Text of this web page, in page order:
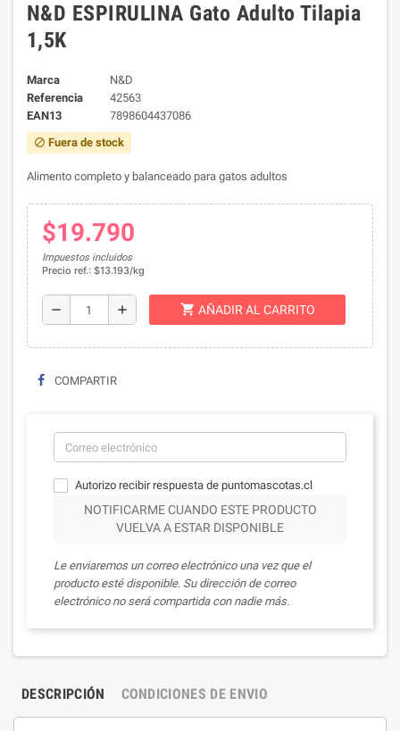
N&D ESPIRULINA Gato Adulto Tilapia
1,5K
Marca
N&D
Referencia
42563
EAN13
7898604437086
block Fuera de stock
Alimento completo y balanceado para gatos adultos
$19.790
Impuestos incluidos
Precio ref.: $13.193/kg
remove add shopping_cart AÑADIR AL CARRITO
COMPARTIR
Autorizo recibir respuesta de puntomascotas.cl
NOTIFICARME CUANDO ESTE PRODUCTO
VUELVA A ESTAR DISPONIBLE
Le enviaremos un correo electrónico una vez que el
producto esté disponible. Su dirección de correo
electrónico no será compartida con nadie más.
DESCRIPCIÓN CONDICIONES DE ENVIO